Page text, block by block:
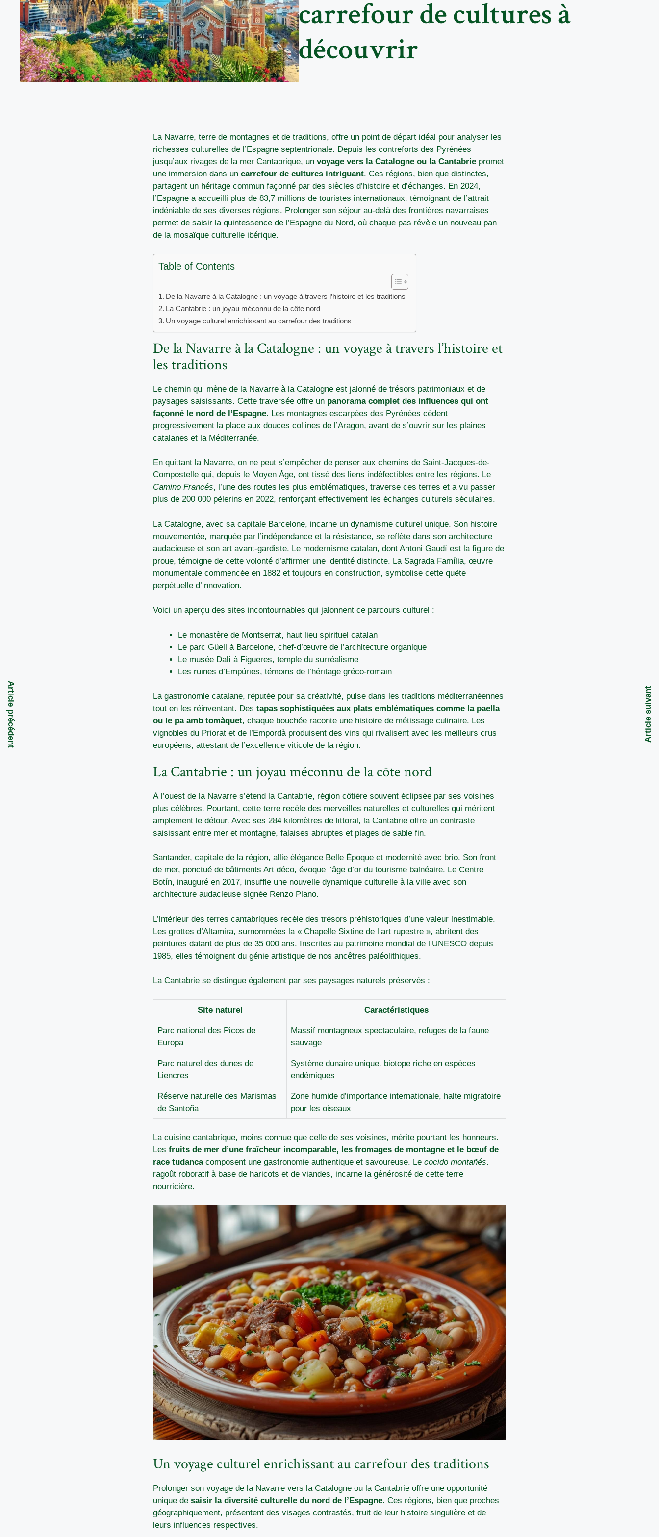
carrefour de cultures à
découvrir
La Navarre, terre de montagnes et de traditions, offre un point de départ idéal pour analyser les
richesses culturelles de l’Espagne septentrionale. Depuis les contreforts des Pyrénées
jusqu’aux rivages de la mer Cantabrique, un voyage vers la Catalogne ou la Cantabrie promet
une immersion dans un carrefour de cultures intriguant. Ces régions, bien que distinctes,
partagent un héritage commun façonné par des siècles d’histoire et d’échanges. En 2024,
l’Espagne a accueilli plus de 83,7 millions de touristes internationaux, témoignant de l’attrait
indéniable de ses diverses régions. Prolonger son séjour au-delà des frontières navarraises
permet de saisir la quintessence de l’Espagne du Nord, où chaque pas révèle un nouveau pan
de la mosaïque culturelle ibérique.
Table of Contents
De la Navarre à la Catalogne : un voyage à travers l’histoire et les traditions
La Cantabrie : un joyau méconnu de la côte nord
Un voyage culturel enrichissant au carrefour des traditions
De la Navarre à la Catalogne : un voyage à travers l’histoire et
les traditions
Le chemin qui mène de la Navarre à la Catalogne est jalonné de trésors patrimoniaux et de
paysages saisissants. Cette traversée offre un panorama complet des influences qui ont
façonné le nord de l’Espagne. Les montagnes escarpées des Pyrénées cèdent
progressivement la place aux douces collines de l’Aragon, avant de s’ouvrir sur les plaines
catalanes et la Méditerranée.
En quittant la Navarre, on ne peut s’empêcher de penser aux chemins de Saint-Jacques-de-
Compostelle qui, depuis le Moyen Âge, ont tissé des liens indéfectibles entre les régions. Le
Camino Francés, l’une des routes les plus emblématiques, traverse ces terres et a vu passer
plus de 200 000 pèlerins en 2022, renforçant effectivement les échanges culturels séculaires.
La Catalogne, avec sa capitale Barcelone, incarne un dynamisme culturel unique. Son histoire
mouvementée, marquée par l’indépendance et la résistance, se reflète dans son architecture
audacieuse et son art avant-gardiste. Le modernisme catalan, dont Antoni Gaudí est la figure de
proue, témoigne de cette volonté d’affirmer une identité distincte. La Sagrada Família, œuvre
monumentale commencée en 1882 et toujours en construction, symbolise cette quête
perpétuelle d’innovation.
Voici un aperçu des sites incontournables qui jalonnent ce parcours culturel :
Le monastère de Montserrat, haut lieu spirituel catalan
Le parc Güell à Barcelone, chef-d’œuvre de l’architecture organique
Le musée Dalí à Figueres, temple du surréalisme
Les ruines d’Empúries, témoins de l’héritage gréco-romain
La gastronomie catalane, réputée pour sa créativité, puise dans les traditions méditerranéennes
tout en les réinventant. Des tapas sophistiquées aux plats emblématiques comme la paella
ou le pa amb tomàquet, chaque bouchée raconte une histoire de métissage culinaire. Les
vignobles du Priorat et de l’Empordà produisent des vins qui rivalisent avec les meilleurs crus
européens, attestant de l’excellence viticole de la région.
La Cantabrie : un joyau méconnu de la côte nord
À l’ouest de la Navarre s’étend la Cantabrie, région côtière souvent éclipsée par ses voisines
plus célèbres. Pourtant, cette terre recèle des merveilles naturelles et culturelles qui méritent
amplement le détour. Avec ses 284 kilomètres de littoral, la Cantabrie offre un contraste
saisissant entre mer et montagne, falaises abruptes et plages de sable fin.
Santander, capitale de la région, allie élégance Belle Époque et modernité avec brio. Son front
de mer, ponctué de bâtiments Art déco, évoque l’âge d’or du tourisme balnéaire. Le Centre
Botín, inauguré en 2017, insuffle une nouvelle dynamique culturelle à la ville avec son
architecture audacieuse signée Renzo Piano.
L’intérieur des terres cantabriques recèle des trésors préhistoriques d’une valeur inestimable.
Les grottes d’Altamira, surnommées la « Chapelle Sixtine de l’art rupestre », abritent des
peintures datant de plus de 35 000 ans. Inscrites au patrimoine mondial de l’UNESCO depuis
1985, elles témoignent du génie artistique de nos ancêtres paléolithiques.
La Cantabrie se distingue également par ses paysages naturels préservés :
Site naturel Caractéristiques
Parc national des Picos de
Europa
Massif montagneux spectaculaire, refuges de la faune
sauvage
Parc naturel des dunes de
Liencres
Système dunaire unique, biotope riche en espèces
endémiques
Réserve naturelle des Marismas
de Santoña
Zone humide d’importance internationale, halte migratoire
pour les oiseaux
La cuisine cantabrique, moins connue que celle de ses voisines, mérite pourtant les honneurs.
Les fruits de mer d’une fraîcheur incomparable, les fromages de montagne et le bœuf de
race tudancacomposent une gastronomie authentique et savoureuse. Le cocido montañés,
ragoût roboratif à base de haricots et de viandes, incarne la générosité de cette terre
nourricière.
Un voyage culturel enrichissant au carrefour des traditions
Prolonger son voyage de la Navarre vers la Catalogne ou la Cantabrie offre une opportunité
unique de saisir la diversité culturelle du nord de l’Espagne. Ces régions, bien que proches
géographiquement, présentent des visages contrastés, fruit de leur histoire singulière et de
leurs influences respectives.
Article précédent Article suivant